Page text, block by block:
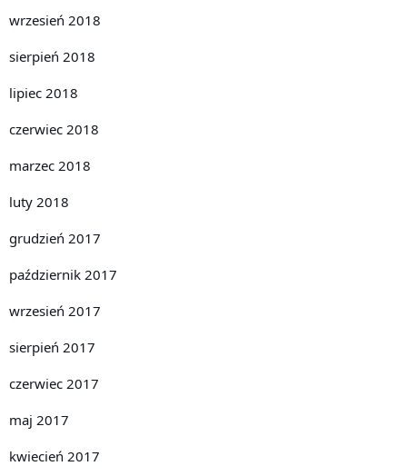
wrzesień 2018
sierpień 2018
lipiec 2018
czerwiec 2018
marzec 2018
luty 2018
grudzień 2017
październik 2017
wrzesień 2017
sierpień 2017
czerwiec 2017
maj 2017
kwiecień 2017